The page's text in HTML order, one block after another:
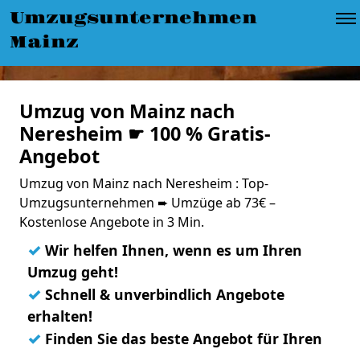
Umzugsunternehmen
Mainz
Umzug von Mainz nach
Neresheim ☛ 100 % Gratis-
Angebot
Umzug von Mainz nach Neresheim : Top-
Umzugsunternehmen ➨ Umzüge ab 73€ –
Kostenlose Angebote in 3 Min.
✓ Wir helfen Ihnen, wenn es um Ihren
Umzug geht!
✓ Schnell & unverbindlich Angebote
erhalten!
✓ Finden Sie das beste Angebot für Ihren